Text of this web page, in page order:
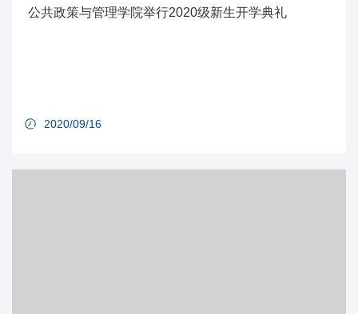
公共政策与管理学院举行2020级新生开学典礼
2020/09/16